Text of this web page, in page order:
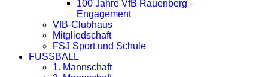
100 Jahre VfB Rauenberg -
Engagement
VfB-Clubhaus
Mitgliedschaft
FSJ Sport und Schule
FUSSBALL
1. Mannschaft